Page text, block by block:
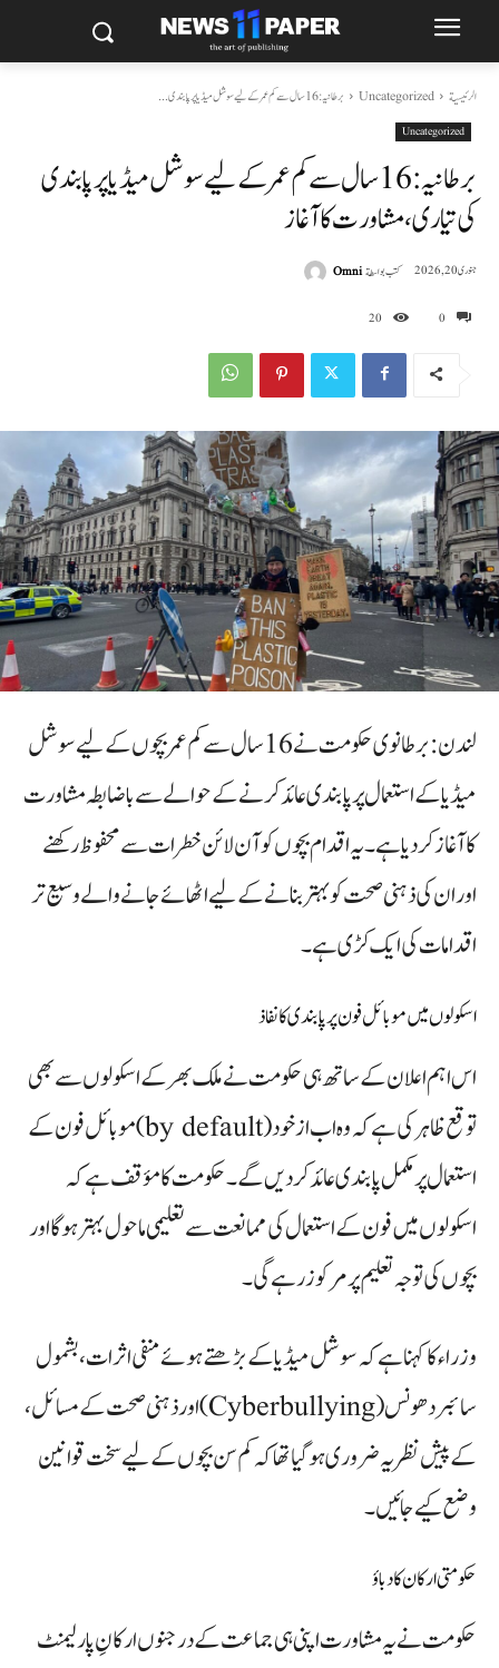
الرئيسية Uncategorized برطانیہ: 16 سال سے کم عمر کے لیے سوشل میڈیا پر پابندی...
Uncategorized
برطانیہ: 16 سال سے کم عمر کے لیے سوشل میڈیا پر پابندی
کی تیاری، مشاورت کا آغاز
0
20
جنوری 20, 2026 كتب بواسطةOmni
لندن: برطانوی حکومت نے 16 سال سے کم عمر بچوں کے لیے سوشل
میڈیا کے استعمال پر پابندی عائد کرنے کے حوالے سے باضابطہ مشاورت
کا آغاز کر دیا ہے۔ یہ اقدام بچوں کو آن لائن خطرات سے محفوظ رکھنے
اور ان کی ذہنی صحت کو بہتر بنانے کے لیے اٹھائے جانے والے وسیع تر
اقدامات کی ایک کڑی ہے۔
اسکولوں میں موبائل فون پر پابندی کا نفاذ
اس اہم اعلان کے ساتھ ہی حکومت نے ملک بھر کے اسکولوں سے بھی
توقع ظاہر کی ہے کہ وہ اب ازخود (by default) موبائل فون کے
استعمال پر مکمل پابندی عائد کر دیں گے۔ حکومت کا مؤقف ہے کہ
اسکولوں میں فون کے استعمال کی ممانعت سے تعلیمی ماحول بہتر ہوگا اور
بچوں کی توجہ تعلیم پر مرکوز رہے گی۔
وزراء کا کہنا ہے کہ سوشل میڈیا کے بڑھتے ہوئے منفی اثرات، بشمول
سائبر دھونس (Cyberbullying) اور ذہنی صحت کے مسائل،
کے پیش نظر یہ ضروری ہو گیا تھا کہ کم سن بچوں کے لیے سخت قوانین
وضع کیے جائیں۔
حکومتی ارکان کا دباؤ
حکومت نے یہ مشاورت اپنی ہی جماعت کے درجنوں ارکانِ پارلیمنٹ